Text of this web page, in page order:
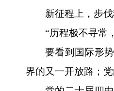
新征程上，步
“历程极不寻常
要看到国际形
界的又一开放路；